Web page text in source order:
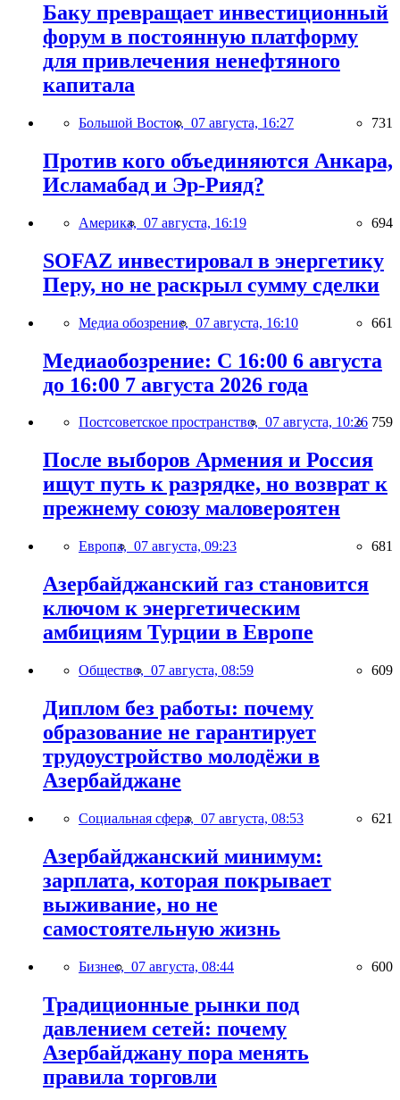
Баку превращает инвестиционный
форум в постоянную платформу
для привлечения ненефтяного
капитала
Большой Восток, 07 августа, 16:27 731
Против кого объединяются Анкара,
Исламабад и Эр-Рияд?
Америка, 07 августа, 16:19 694
SOFAZ инвестировал в энергетику
Перу, но не раскрыл сумму сделки
Медиа обозрение, 07 августа, 16:10 661
Медиаобозрение: С 16:00 6 августа
до 16:00 7 августа 2026 года
Постсоветское пространство, 07 августа, 10:26 759
После выборов Армения и Россия
ищут путь к разрядке, но возврат к
прежнему союзу маловероятен
Европа, 07 августа, 09:23 681
Азербайджанский газ становится
ключом к энергетическим
амбициям Турции в Европе
Общество, 07 августа, 08:59 609
Диплом без работы: почему
образование не гарантирует
трудоустройство молодёжи в
Азербайджане
Социальная сфера, 07 августа, 08:53 621
Азербайджанский минимум:
зарплата, которая покрывает
выживание, но не
самостоятельную жизнь
Бизнес, 07 августа, 08:44 600
Традиционные рынки под
давлением сетей: почему
Азербайджану пора менять
правила торговли